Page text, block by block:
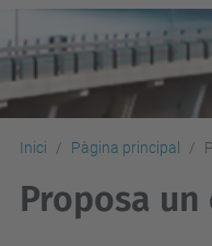
Inici Pàgina principal
Proposa